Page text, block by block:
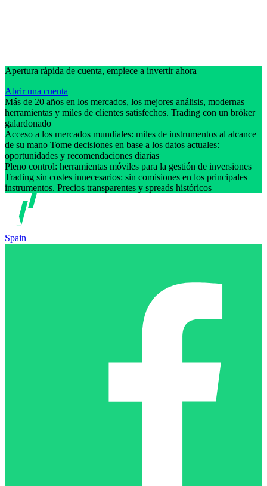
Apertura rápida de cuenta, empiece a invertir ahora
Abrir una cuenta
Más de 20 años en los mercados, los mejores análisis, modernas
herramientas y miles de clientes satisfechos. Trading con un bróker
galardonado
Acceso a los mercados mundiales: miles de instrumentos al alcance
de su mano Tome decisiones en base a los datos actuales:
oportunidades y recomendaciones diarias
Pleno control: herramientas móviles para la gestión de inversiones
Trading sin costes innecesarios: sin comisiones en los principales
instrumentos. Precios transparentes y spreads históricos
Spain